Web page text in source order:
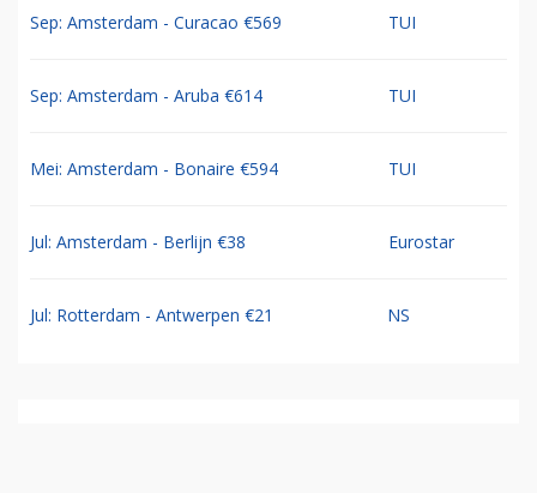
Sep: Amsterdam - Curacao €569 TUI
Sep: Amsterdam - Aruba €614 TUI
Mei: Amsterdam - Bonaire €594 TUI
Jul: Amsterdam - Berlijn €38 Eurostar
Jul: Rotterdam - Antwerpen €21 NS